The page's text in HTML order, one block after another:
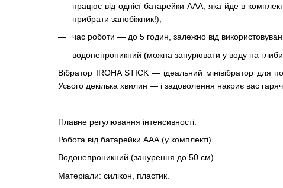
працює від однієї батарейки ААА, яка йде в
прибрати запобіжник!);
час роботи — до 5 годин, залежно від
водонепроникний (можна занурювати у воду на
Вібратор IROHA STICK — ідеальний мінівібратор для
Усього декілька хвилин — і задоволення накриє вас
Плавне регулювання інтенсивності.
Робота від батарейки ААА (у комплекті).
Водонепроникний (занурення до 50 см).
Матеріали: силікон, пластик.